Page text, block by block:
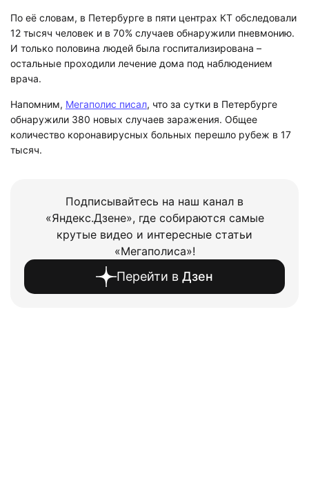
По её словам, в Петербурге в пяти центрах КТ обследовали
12 тысяч человек и в 70% случаев обнаружили пневмонию.
И только половина людей была госпитализирована –
остальные проходили лечение дома под наблюдением
врача.
Напомним, Мегаполис писал, что за сутки в Петербурге
обнаружили 380 новых случаев заражения. Общее
количество коронавирусных больных перешло рубеж в 17
тысяч.
Подписывайтесь на наш канал в
«Яндекс.Дзене», где собираются самые
крутые видео и интересные статьи
«Мегаполиса»!
Перейти в Дзен